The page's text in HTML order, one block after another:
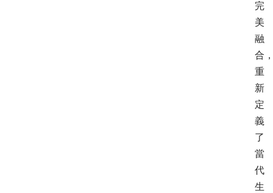
完
美
融
合
重
新
定
義
了
當
代
生